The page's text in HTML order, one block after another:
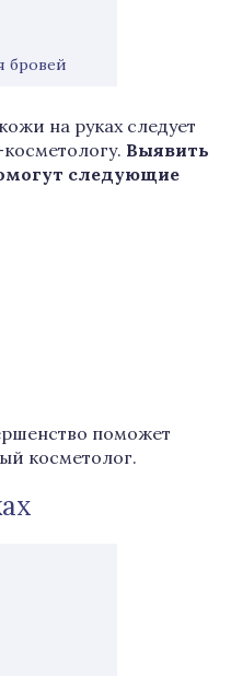
бровей
на руках следует
Выявить
следующие
поможет
косметолог.